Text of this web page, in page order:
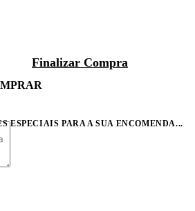
Finalizar Compra
ESPECIAIS PARA A SUA ENCOMENDA...